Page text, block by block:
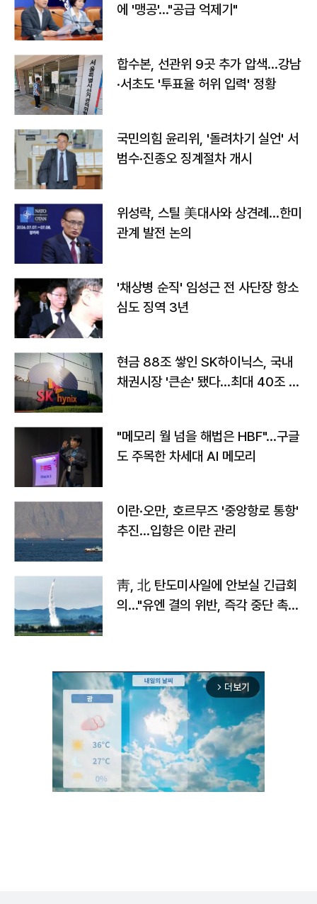
에 '맹공'…"공급 억제기"
합수본, 선관위 9곳 추가 압색…강남
·서초도 '투표율 허위 입력' 정황
국민의힘 윤리위, '돌려차기 실언' 서
범수·진종오 징계절차 개시
위성락, 스틸 美대사와 상견례…한미
관계 발전 논의
'채상병 순직' 임성근 전 사단장 항소
심도 징역 3년
현금 88조 쌓인 SK하이닉스, 국내
채권시장 '큰손' 됐다…최대 40조 투
"메모리 월 넘을 해법은 HBF"…구글
도 주목한 차세대 AI 메모리
이란·오만, 호르무즈 '중앙항로 통항'
추진…입항은 이란 관리
靑, 北 탄도미사일에 안보실 긴급회
의…"유엔 결의 위반, 즉각 중단 촉
arrow_forward_ios 더보기